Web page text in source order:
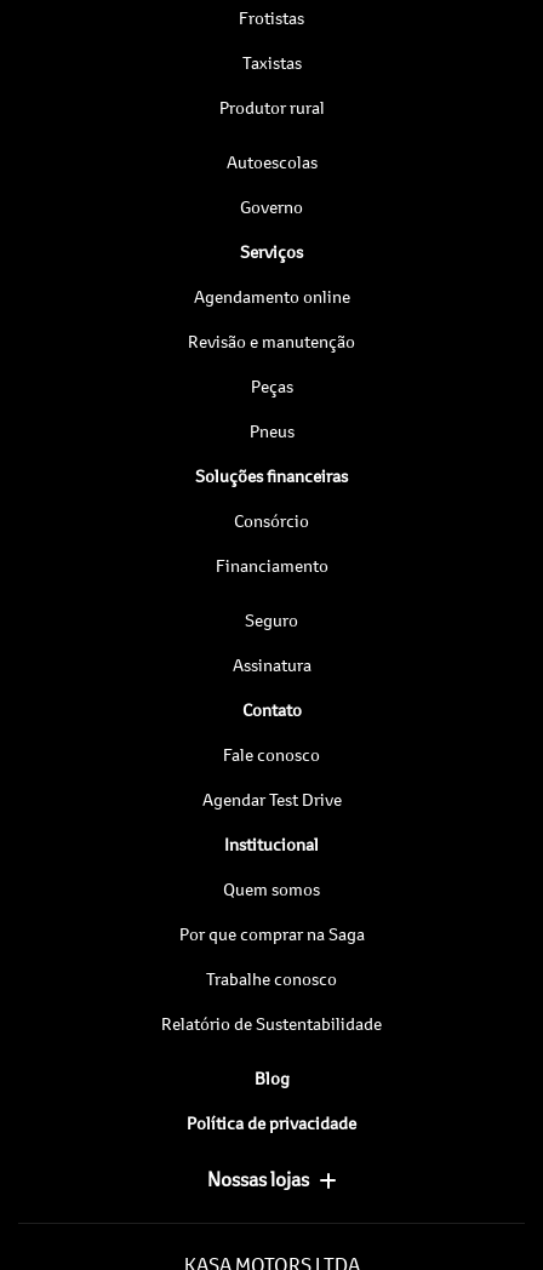
Frotistas
Taxistas
Produtor rural
Autoescolas
Governo
Serviços
Agendamento online
Revisão e manutenção
Peças
Pneus
Soluções financeiras
Consórcio
Financiamento
Seguro
Assinatura
Contato
Fale conosco
Agendar Test Drive
Institucional
Quem somos
Por que comprar na Saga
Trabalhe conosco
Relatório de Sustentabilidade
Blog
Política de privacidade
Nossas lojas
KASA MOTORS LTDA